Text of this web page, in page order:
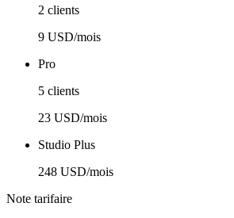
2 clients
9 USD/mois
Pro
5 clients
23 USD/mois
Studio Plus
248 USD/mois
Note tarifaire